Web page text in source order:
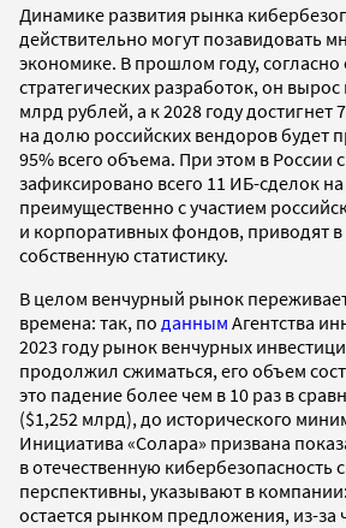
Динамике развития рынка
действительно могут позавидовать
экономике. В прошлом году,
стратегических разработок, он вырос
млрд рублей, а к 2028 году достигнет
на долю российских вендоров будет
95% всего объема. При этом в России
зафиксировано всего 11 ИБ-сделок
преимущественно с участием
и корпоративных фондов, приводят в
собственную статистику.
В целом венчурный рынок
времена: так, по данным Агентства
2023 году рынок венчурных
продолжил сжиматься, его объем
это падение более чем в 10 раз в
($1,252 млрд), до исторического
Инициатива «Солара» призвана
в отечественную кибербезопасность
перспективны, указывают в
остается рынком предложения, из-за